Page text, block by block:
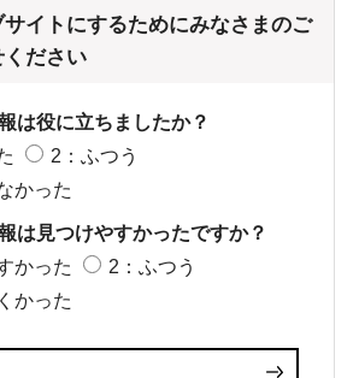
イトにするためにみなさまのご
ださい
は役に立ちましたか？
2：ふつう
かった
は見つけやすかったですか？
かった
2：ふつう
かった